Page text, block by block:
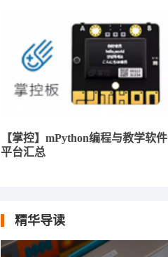
【掌控】mPython编程与教学软件
平台汇总
精华导读